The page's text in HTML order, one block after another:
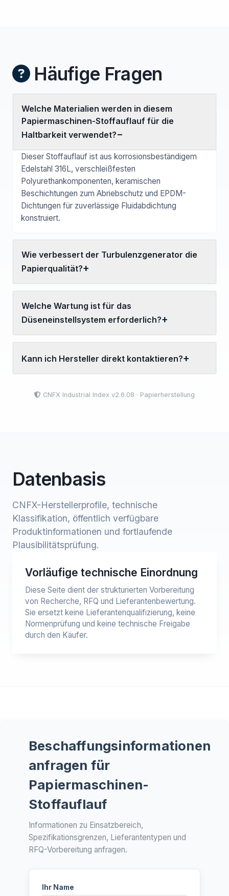
Häufige Fragen
Welche Materialien werden in diesem
Papiermaschinen-Stoffauflauf für die
Haltbarkeit verwendet?
Dieser Stoffauflauf ist aus korrosionsbeständigem
Edelstahl 316L, verschleißfesten
Polyurethankomponenten, keramischen
Beschichtungen zum Abriebschutz und EPDM-
Dichtungen für zuverlässige Fluidabdichtung
konstruiert.
Wie verbessert der Turbulenzgenerator die
Papierqualität?
Welche Wartung ist für das
Düseneinstellsystem erforderlich?
Kann ich Hersteller direkt kontaktieren?
CNFX Industrial Index v2.6.08 · Papierherstellung
Datenbasis
CNFX-Herstellerprofile, technische
Klassifikation, öffentlich verfügbare
Produktinformationen und fortlaufende
Plausibilitätsprüfung.
Vorläufige technische Einordnung
Diese Seite dient der strukturierten Vorbereitung
von Recherche, RFQ und Lieferantenbewertung.
Sie ersetzt keine Lieferantenqualifizierung, keine
Normenprüfung und keine technische Freigabe
durch den Käufer.
Beschaffungsinformationen
anfragen für
Papiermaschinen-
Stoffauflauf
Informationen zu Einsatzbereich,
Spezifikationsgrenzen, Lieferantentypen und
RFQ-Vorbereitung anfragen.
Ihr Name